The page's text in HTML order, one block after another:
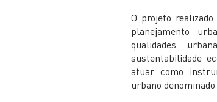
O projeto
planejamento
qualidades
sustentabilidade
atuar como
urbano